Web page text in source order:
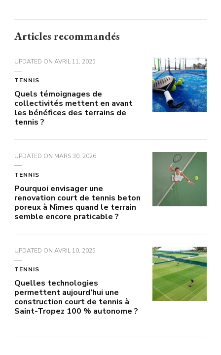
Articles recommandés
UPDATED ON AVRIL 11, 2025
TENNIS
Quels témoignages de
collectivités mettent en avant
les bénéfices des terrains de
tennis ?
UPDATED ON MARS 30, 2026
TENNIS
Pourquoi envisager une
renovation court de tennis beton
poreux à Nîmes quand le terrain
semble encore praticable ?
UPDATED ON AVRIL 10, 2025
TENNIS
Quelles technologies
permettent aujourd’hui une
construction court de tennis à
Saint-Tropez 100 % autonome ?